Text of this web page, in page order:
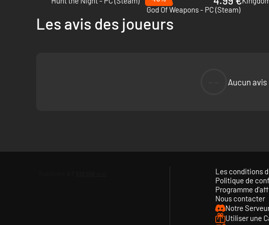
God Of Weapons - PC (Steam)
Les avis des joueurs
Aucun
Les conditions
Politique de
Programme
Nous contacter
Notre
Utiliser une